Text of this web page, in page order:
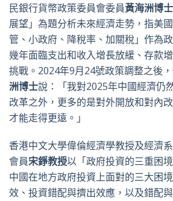
民銀行貨幣政策委員會委員黃海洲博士
展望」為題分析未來經濟走勢，指美
管、小政府、降稅率、加關稅」作為
幾年面臨支出和收入增長放緩、存款
挑戰。2024年9月24號政策調整之後
洲博士說：「我對2025年中國經濟仍
改革之外，更多的是對外開放和對內
才能走得更遠。」
香港中文大學偉倫經濟學教授及經濟
會員宋錚教授以「政府投資的三重困
中國在地方政府投資上面對的三大困
效、投資錯配與擠出效應，以及錯配